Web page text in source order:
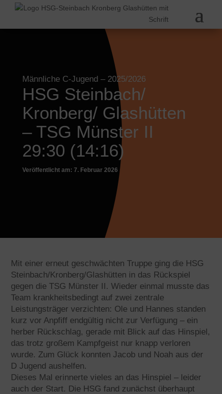
Männliche C-Jugend– 2025/2026
HSG Steinbach/
Kronberg/ Glashütten
– TSG Münster II
29:30 (14:16)
Veröffentlicht am: 7. Februar 2026
Mit einer erneut geschwächten Truppe ging die HSG
Steinbach/Kronberg/Glashütten in das Rückspiel
gegen die TSG Münster II. Wieder einmal musste das
Team krankheitsbedingt auf zwei zentrale
Leistungsträger verzichten: Ole und Hannes standen
kurz vor Anpfiff endgültig nicht zur Verfügung – ein
herber Rückschlag, gerade mit Blick auf das Hinspiel,
das trotz großem Kampfgeist nur knapp verloren
wurde. Zum Glück konnten Jacob und Noah aus der
D Jugend aushelfen.
Dieses Mal erinnerte vieles an das Hinspiel – leider
auch der Start. Die HSG fand zunächst überhaupt